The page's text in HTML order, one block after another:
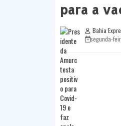
para a
Bahia
segunda-